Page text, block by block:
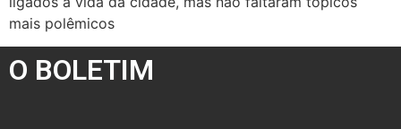
mais polêmicos
O BOLETIM